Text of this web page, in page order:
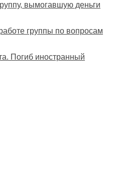
вымогавшую деньги
группы по вопросам
Погиб иностранный